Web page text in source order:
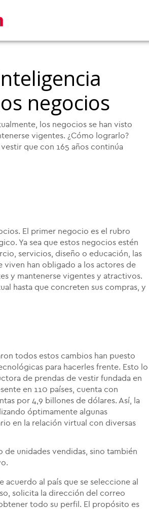
negocios
los negocios se han visto
vigentes. ¿Cómo lograrlo?
que con 165 años continúa
El primer negocio es el rubro
Ya sea que estos negocios estén
servicios, diseño o educación, las
viven han obligado a los actores de
y mantenerse vigentes y atractivos.
hasta que concreten sus compras, y
todos estos cambios han puesto
para hacerles frente. Esto lo
de prendas de vestir fundada en
en 110 países, cuenta con
por 4,9 billones de dólares. Así, la
óptimamente algunas
en la relación virtual con diversas
unidades vendidas, sino también
acuerdo al país que se seleccione al
solicita la dirección del correo
todo su perfil. El propósito es